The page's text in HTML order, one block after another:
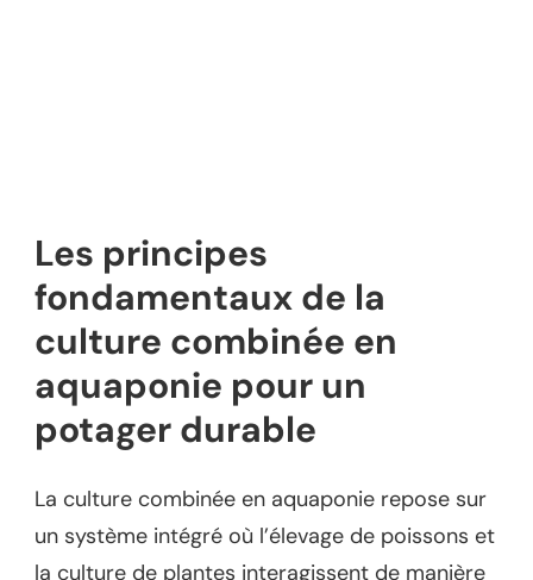
Les principes
fondamentaux de la
culture combinée en
aquaponie pour un
potager durable
La culture combinée en aquaponie repose sur
un système intégré où l’élevage de poissons et
la culture de plantes interagissent de manière